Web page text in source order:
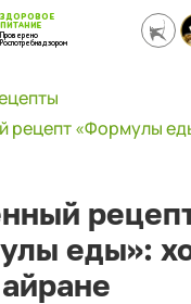
ЗДОРОВОЕ
ПИТАНИЕ
Проверено
Роспотребнадзором
рецепт «Формулы
еды»: